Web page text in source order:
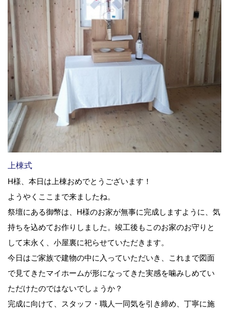
上棟式
H様、本日は上棟おめでとうございます！
ようやくここまで来ましたね。
祭壇にある御幣は、H様のお家が無事に完成しますように、気
持ちを込めてお作りしました。竣工後もこのお家のお守りと
して末永く、小屋裏に祀らせていただきます。
今日はご家族で建物の中に入っていただいき、これまで図面
で見てきたマイホームが形になってきた実感を噛みしめてい
ただけたのではないでしょうか？
完成に向けて、スタッフ・職人一同気を引き締め、丁寧に施